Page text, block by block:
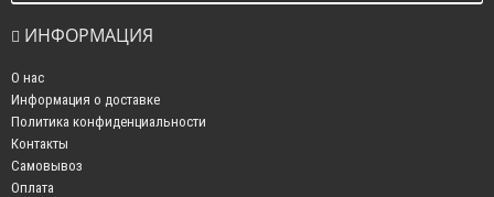
ИНФОРМАЦИЯ
О нас
Информация о доставке
Политика конфиденциальности
Контакты
Самовывоз
Оплата